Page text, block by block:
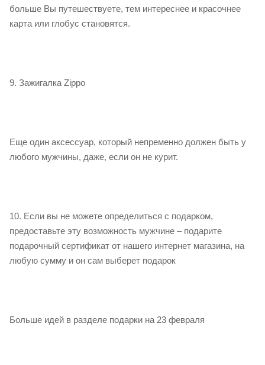
больше Вы путешествуете, тем интереснее и красочнее
карта или глобус становятся.
9. Зажигалка Zippo
Еще один аксессуар, который непременно должен быть у
любого мужчины, даже, если он не курит.
10. Если вы не можете определиться с подарком,
предоставьте эту возможность мужчине – подарите
подарочный сертификат от нашего интернет магазина, на
любую сумму и он сам выберет подарок
Больше идей в разделе подарки на 23 февраля